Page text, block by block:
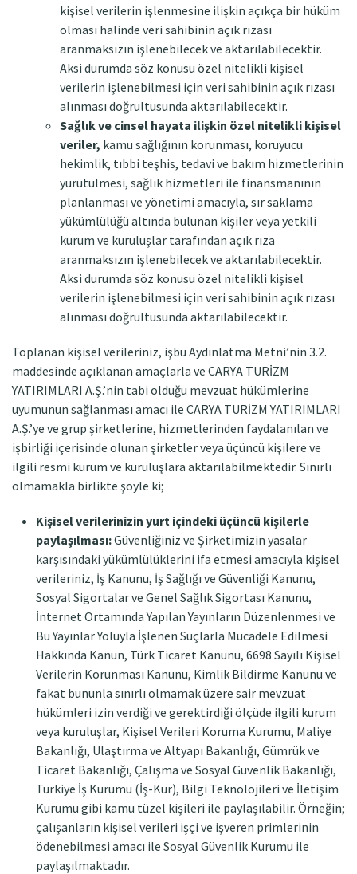
kişisel verilerin işlenmesine ilişkin açıkça bir hüküm
olması halinde veri sahibinin açık rızası
aranmaksızın işlenebilecek ve aktarılabilecektir.
Aksi durumda söz konusu özel nitelikli kişisel
verilerin işlenebilmesi için veri sahibinin açık rızası
alınması doğrultusunda aktarılabilecektir.
Sağlık ve cinsel hayata ilişkin özel nitelikli kişisel
veriler, kamu sağlığının korunması, koruyucu
hekimlik, tıbbi teşhis, tedavi ve bakım hizmetlerinin
yürütülmesi, sağlık hizmetleri ile finansmanının
planlanması ve yönetimi amacıyla, sır saklama
yükümlülüğü altında bulunan kişiler veya yetkili
kurum ve kuruluşlar tarafından açık rıza
aranmaksızın işlenebilecek ve aktarılabilecektir.
Aksi durumda söz konusu özel nitelikli kişisel
verilerin işlenebilmesi için veri sahibinin açık rızası
alınması doğrultusunda aktarılabilecektir.
Toplanan kişisel verileriniz, işbu Aydınlatma Metni’nin 3.2.
maddesinde açıklanan amaçlarla ve CARYA TURİZM
YATIRIMLARI A.Ş.’nin tabi olduğu mevzuat hükümlerine
uyumunun sağlanması amacı ile CARYA TURİZM YATIRIMLARI
A.Ş.’ye ve grup şirketlerine, hizmetlerinden faydalanılan ve
işbirliği içerisinde olunan şirketler veya üçüncü kişilere ve
ilgili resmi kurum ve kuruluşlara aktarılabilmektedir. Sınırlı
olmamakla birlikte şöyle ki;
Kişisel verilerinizin yurt içindeki üçüncü kişilerle
paylaşılması:Güvenliğiniz ve Şirketimizin yasalar
karşısındaki yükümlülüklerini ifa etmesi amacıyla kişisel
verileriniz, İş Kanunu, İş Sağlığı ve Güvenliği Kanunu,
Sosyal Sigortalar ve Genel Sağlık Sigortası Kanunu,
İnternet Ortamında Yapılan Yayınların Düzenlenmesi ve
Bu Yayınlar Yoluyla İşlenen Suçlarla Mücadele Edilmesi
Hakkında Kanun, Türk Ticaret Kanunu, 6698 Sayılı Kişisel
Verilerin Korunması Kanunu, Kimlik Bildirme Kanunu ve
fakat bununla sınırlı olmamak üzere sair mevzuat
hükümleri izin verdiği ve gerektirdiği ölçüde ilgili kurum
veya kuruluşlar, Kişisel Verileri Koruma Kurumu, Maliye
Bakanlığı, Ulaştırma ve Altyapı Bakanlığı, Gümrük ve
Ticaret Bakanlığı, Çalışma ve Sosyal Güvenlik Bakanlığı,
Türkiye İş Kurumu (İş-Kur), Bilgi Teknolojileri ve İletişim
Kurumu gibi kamu tüzel kişileri ile paylaşılabilir. Örneğin;
çalışanların kişisel verileri işçi ve işveren primlerinin
ödenebilmesi amacı ile Sosyal Güvenlik Kurumu ile
paylaşılmaktadır.